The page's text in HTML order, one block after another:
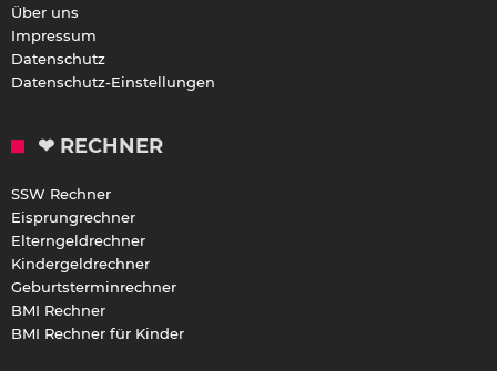
Über uns
Impressum
Datenschutz
Datenschutz-Einstellungen
❤ RECHNER
SSW Rechner
Eisprungrechner
Elterngeldrechner
Kindergeldrechner
Geburtsterminrechner
BMI Rechner
BMI Rechner für Kinder